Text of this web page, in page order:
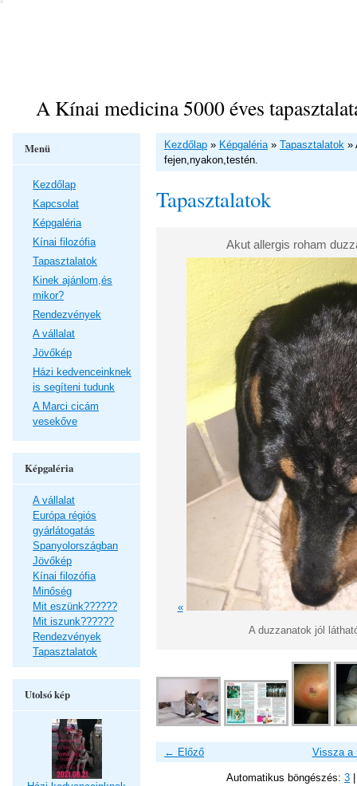
A Kínai medicina 5000 éves
Kezdőlap » Képgaléria» Tapasztalatok »
fejen,nyakon,testén.
Tapasztalatok
Akut allergis roham
«
A duzzanatok jól
← Előző Vissza a
Automatikus böngészés: 3
Menü
Kezdőlap
Kapcsolat
Képgaléria
Kínai filozófia
Tapasztalatok
Kinek ajánlom,és
mikor?
Rendezvények
A vállalat
Jövőkép
Házi kedvenceinknek
is segíteni tudunk
A Marci cicám
vesekőve
Képgaléria
A vállalat
Európa régiós
gyárlátogatás
Spanyolországban
Jövőkép
Kínai filozófia
Minőség
Mit eszünk??????
Mit iszunk??????
Rendezvények
Tapasztalatok
Utolsó kép